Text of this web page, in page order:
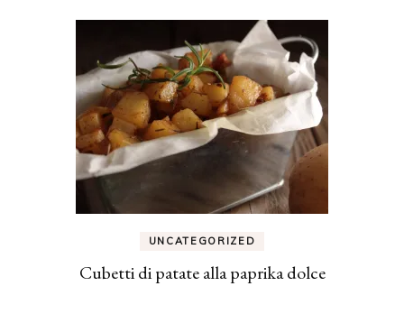
UNCATEGORIZED
Cubetti di patate alla paprika dolce